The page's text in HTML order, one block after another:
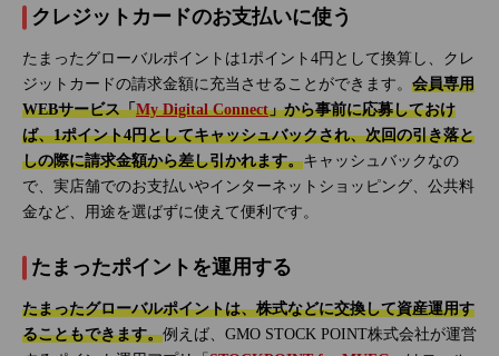
クレジットカードのお支払いに使う
たまったグローバルポイントは1ポイント4円として換算し、クレ
ジットカードの請求金額に充当させることができます。 会員専用
WEBサービス「My Digital Connect」から事前に応募しておけ
ば、1ポイント4円としてキャッシュバックされ、次回の引き落と
しの際に請求金額から差し引かれます。キャッシュバックなの
で、実店舗でのお支払いやインターネットショッピング、公共料
金など、用途を選ばずに使えて便利です。
たまったポイントを運用する
たまったグローバルポイントは、株式などに交換して資産運用す
ることもできます。例えば、GMO STOCK POINT株式会社が運営